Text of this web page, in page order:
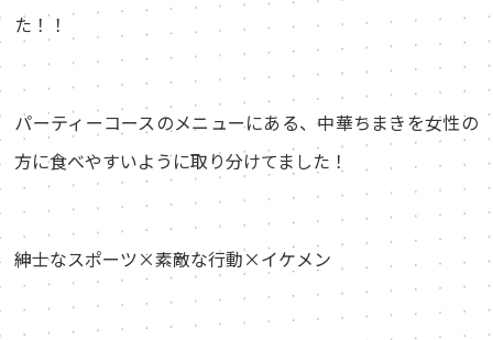
た！！
パーティーコースのメニューにある、中華ちまきを女性の
方に食べやすいように取り分けてました！
紳士なスポーツ×素敵な行動×イケメン